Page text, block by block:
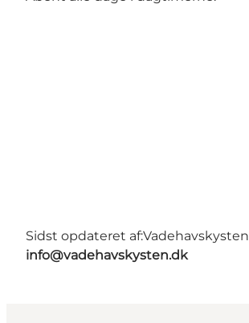
Sidst opdateret af:Vadehavskysten
info@vadehavskysten.dk